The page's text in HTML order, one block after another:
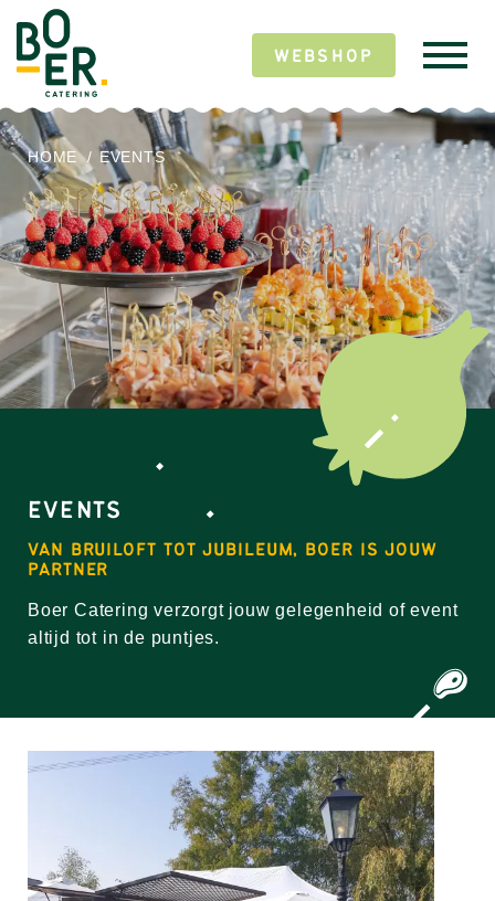
WEBSHOP
HOME / EVENTS
EVENTS
VAN BRUILOFT TOT JUBILEUM, BOER IS JOUW
PARTNER
Boer Catering verzorgt jouw gelegenheid of event
altijd tot in de puntjes.